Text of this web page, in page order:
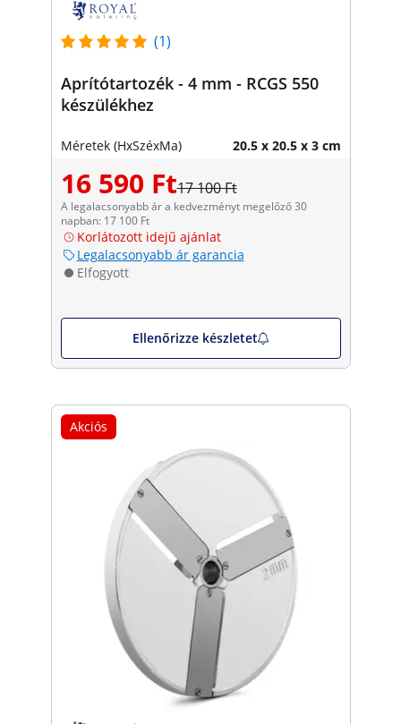
(1)
Aprítótartozék - 4 mm - RCGS 550
készülékhez
Méretek (HxSzéxMa) 20.5 x 20.5 x 3 cm
16 590 Ft17 100 Ft
A legalacsonyabb ár a kedvezményt megelőző 30
napban: 17 100 Ft
Korlátozott idejű ajánlat
Legalacsonyabb ár garancia
Elfogyott
Ellenőrizze készletet
Akciós